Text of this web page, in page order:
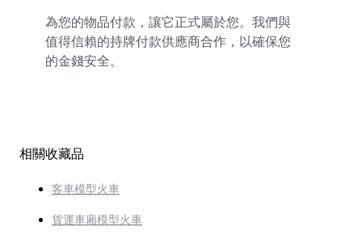
為您的物品付款，讓它正式屬於您。我們與
值得信賴的持牌付款供應商合作，以確保您
的金錢安全。
相關收藏品
客車模型火車
貨運車廂模型火車